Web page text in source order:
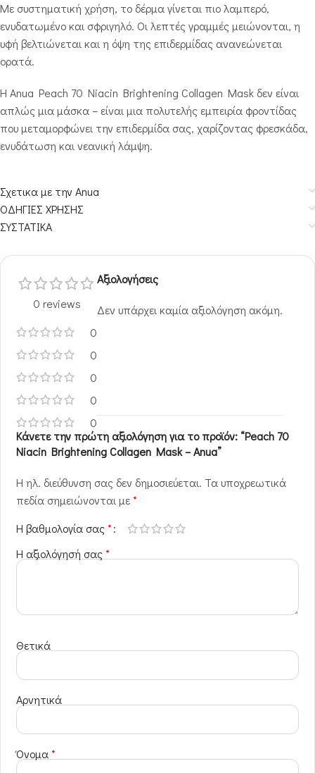
Με συστηματική χρήση, το δέρμα γίνεται πιο λαμπερό,
ενυδατωμένο και σφριγηλό. Οι λεπτές γραμμές μειώνονται, η
υφή βελτιώνεται και η όψη της επιδερμίδας ανανεώνεται
ορατά.
Η Anua Peach 70 Niacin Brightening Collagen Mask δεν είναι
απλώς μια μάσκα – είναι μια πολυτελής εμπειρία φροντίδας
που μεταμορφώνει την επιδερμίδα σας, χαρίζοντας φρεσκάδα,
ενυδάτωση και νεανική λάμψη.
Σχετικα με την Anua
ΟΔΗΓΙΕΣ ΧΡΗΣΗΣ
ΣΥΣΤΑΤΙΚΑ
0 reviews
0
0
0
0
0
Αξιολογήσεις
Δεν υπάρχει καμία αξιολόγηση ακόμη.
Κάνετε την πρώτη αξιολόγηση για το προϊόν: “Peach 70
Niacin Brightening Collagen Mask – Anua”
Η ηλ. διεύθυνση σας δεν δημοσιεύεται. Τα υποχρεωτικά
πεδία σημειώνονται με*
Η βαθμολογία σας*
Η αξιολόγησή σας*
Θετικά
Αρνητικά
Όνομα*